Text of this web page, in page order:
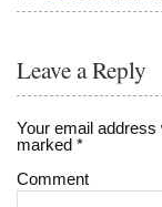
Leave a Reply
Your email address
marked*
Comment